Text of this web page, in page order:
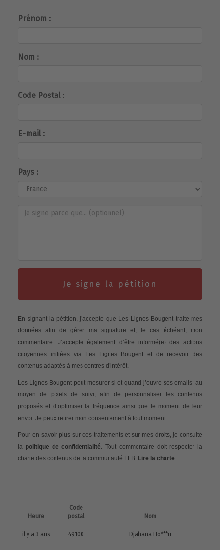
Prénom :
Nom :
Code Postal :
E-mail :
Pays :
Je signe la pétition
En signant la pétition, j’accepte que Les Lignes Bougent traite mes
données afin de gérer ma signature et, le cas échéant, mon
commentaire. J’accepte également d’être informé(e) des actions
citoyennes initiées via Les Lignes Bougent et de recevoir des
contenus adaptés à mes centres d’intérêt.
Les Lignes Bougent peut mesurer si et quand j’ouvre ses emails, au
moyen de pixels de suivi, afin de personnaliser les contenus
proposés et d’optimiser la fréquence ainsi que le moment de leur
envoi. Je peux retirer mon consentement à tout moment.
Pour en savoir plus sur ces traitements et sur mes droits, je consulte
la politique de confidentialité. Tout commentaire doit respecter la
charte des contenus de la communauté LLB. Lire la charte.
Heure
Code
postal
Nom
il y a 3 ans 49100 Djahana Ho***u